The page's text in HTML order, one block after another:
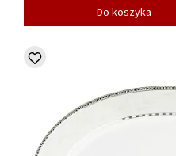
Do koszyka